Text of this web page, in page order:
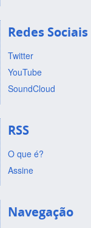
Redes Sociais
Twitter
YouTube
SoundCloud
RSS
O que é?
Assine
Navegação